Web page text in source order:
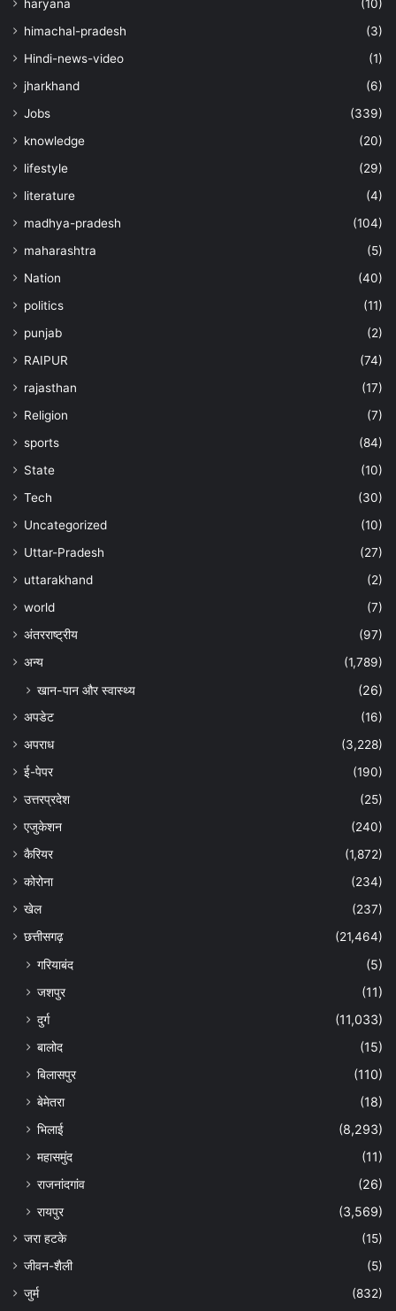
haryana
(10)
himachal-pradesh
(3)
Hindi-news-video
(1)
jharkhand
(6)
Jobs
(339)
knowledge
(20)
lifestyle
(29)
literature
(4)
madhya-pradesh
(104)
maharashtra
(5)
Nation
(40)
politics
(11)
punjab
(2)
RAIPUR
(74)
rajasthan
(17)
Religion
(7)
sports
(84)
State
(10)
Tech
(30)
Uncategorized
(10)
Uttar-Pradesh
(27)
uttarakhand
(2)
world
(7)
अंतरराष्ट्रीय
(97)
अन्‍य
(1,789)
खान-पान और स्वास्थ्य (26)
अपडेट
(16)
अपराध
(3,228)
ई-पेपर
(190)
उत्तरप्रदेश
(25)
एजुकेशन
(240)
कैरियर
(1,872)
कोरोना
(234)
खेल
(237)
छत्तीसगढ़
(21,464)
गरियाबंद
(5)
जशपुर
(11)
दुर्ग
(11,033)
बालोद
(15)
बिलासपुर
(110)
बेमेतरा
(18)
भिलाई
(8,293)
महासमुंद
(11)
राजनांदगांव
(26)
रायपुर
(3,569)
जरा हटके
(15)
जीवन-शैली
(5)
जुर्म
(832)